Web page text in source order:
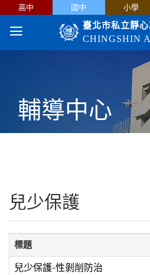
高中 國中 小學
臺北市私立靜
CHINGSHIN
輔導中心
兒少保護
標題
兒少保護-性剝削防治